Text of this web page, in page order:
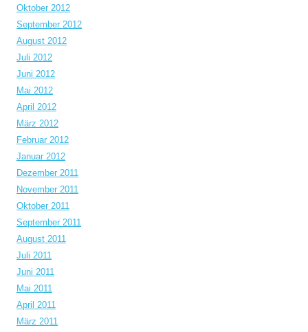
Oktober 2012
September 2012
August 2012
Juli 2012
Juni 2012
Mai 2012
April 2012
März 2012
Februar 2012
Januar 2012
Dezember 2011
November 2011
Oktober 2011
September 2011
August 2011
Juli 2011
Juni 2011
Mai 2011
April 2011
März 2011